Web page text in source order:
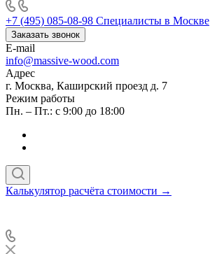
+7 (495) 085-08-98 Специалисты в Москве
Заказать звонок
E-mail
info@massive-wood.com
Адрес
г. Москва, Каширский проезд д. 7
Режим работы
Пн. – Пт.: с 9:00 до 18:00
Калькулятор расчёта стоимости →